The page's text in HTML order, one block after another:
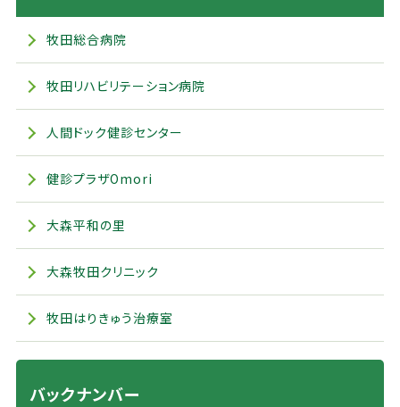
牧田総合病院
牧田リハビリテーション病院
人間ドック健診センター
健診プラザOmori
大森平和の里
大森牧田クリニック
牧田はりきゅう治療室
バックナンバー